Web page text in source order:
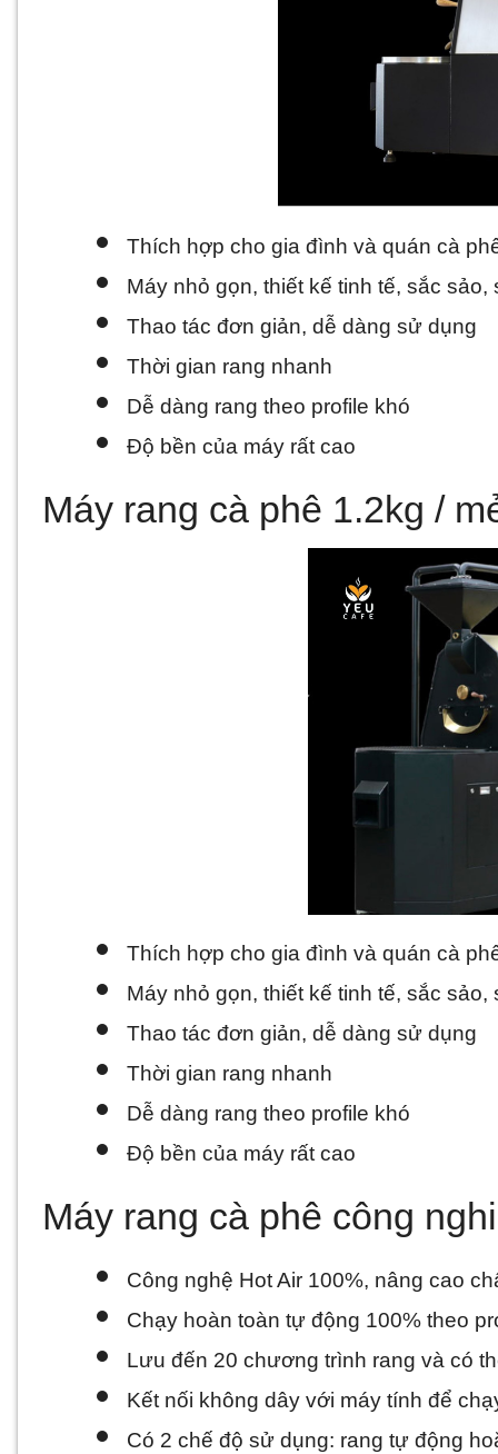
Thích hợp cho gia đình và quán cà
Máy nhỏ gọn, thiết kế tinh tế, sắc sảo,
Thao tác đơn giản, dễ dàng sử dụng
Thời gian rang nhanh
Dễ dàng rang theo profile khó
Độ bền của máy rất cao
Máy rang cà phê 1.2kg /
Thích hợp cho gia đình và quán cà
Máy nhỏ gọn, thiết kế tinh tế, sắc sảo,
Thao tác đơn giản, dễ dàng sử dụng
Thời gian rang nhanh
Dễ dàng rang theo profile khó
Độ bền của máy rất cao
Máy rang cà phê công
Công nghệ Hot Air 100%, nâng cao
Chạy hoàn toàn tự động 100% theo
Lưu đến 20 chương trình rang và có
Kết nối không dây với máy tính để
Có 2 chế độ sử dụng: rang tự động